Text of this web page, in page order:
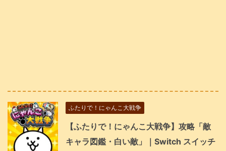
ふたりで！にゃんこ大戦争
【ふたりで！にゃんこ大戦争】攻略「敵
キャラ図鑑・白い敵」｜Switch スイッチ